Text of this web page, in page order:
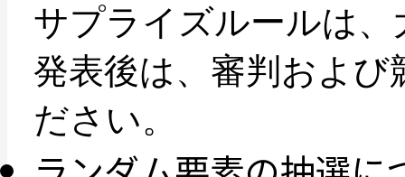
サプライズルールは
発表後は、審判およ
ださい。